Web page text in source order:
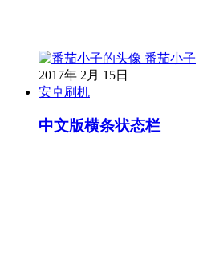
番茄小子
2017年 2月 15日
安卓刷机
中文版横条状态栏